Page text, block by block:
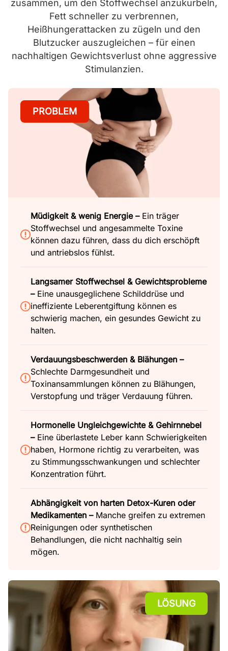
zusammen, um den Stoffwechsel anzukurbeln,
Fett schneller zu verbrennen,
Heißhungerattacken zu zügeln und den
Blutzucker auszugleichen – für einen
nachhaltigen Gewichtsverlust ohne aggressive
Stimulanzien.
PROBLEM
Müdigkeit & wenig Energie –Ein träger
Stoffwechsel und angesammelte Toxine
können dazu führen, dass du dich erschöpft
und antriebslos fühlst.
Langsamer Stoffwechsel & Gewichtsprobleme
–Eine unausgeglichene Schilddrüse und
ineffiziente Leberentgiftung können es
schwierig machen, ein gesundes Gewicht zu
halten.
Verdauungsbeschwerden & Blähungen –
Schlechte Darmgesundheit und
Toxinansammlungen können zu Blähungen,
Verstopfung und träger Verdauung führen.
Hormonelle Ungleichgewichte & Gehirnnebel
–Eine überlastete Leber kann Schwierigkeiten
haben, Hormone richtig zu verarbeiten, was
zu Stimmungsschwankungen und schlechter
Konzentration führt.
Abhängigkeit von harten Detox-Kuren oder
Medikamenten –Manche greifen zu extremen
Reinigungen oder synthetischen
Behandlungen, die nicht nachhaltig sein
mögen.
LÖSUNG